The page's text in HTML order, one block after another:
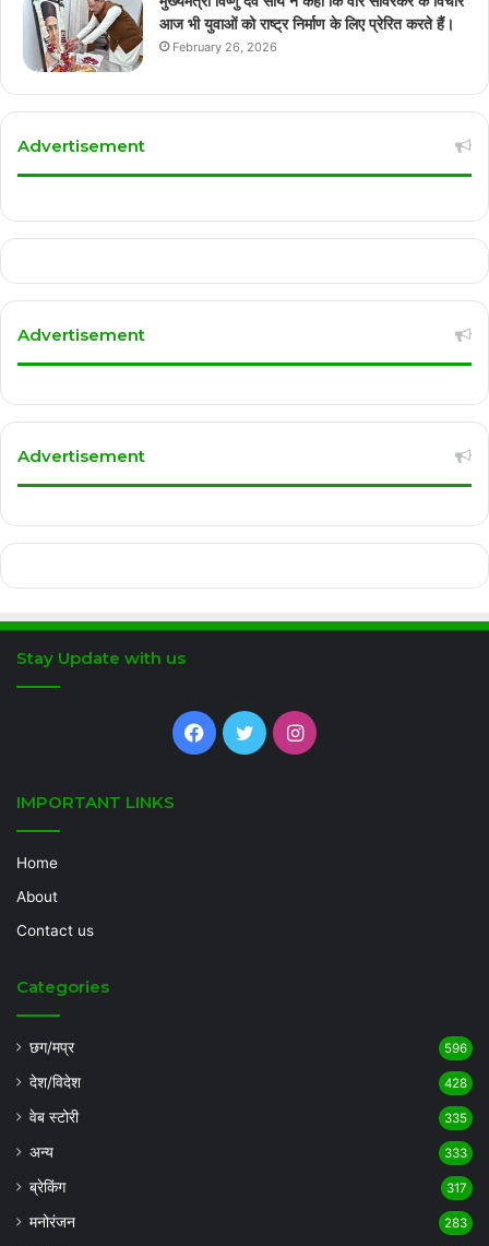
आज भी युवाओं को राष्ट्र निर्माण के लिए प्रेरित करते हैं।
February 26, 2026
Advertisement
Advertisement
Advertisement
Stay Update with us
Facebook
TwitterInstagram
IMPORTANT LINKS
Home
About
Contact us
Categories
छग/मप्र 596
देश/विदेश 428
वेब स्टोरी 335
अन्य 333
ब्रेकिंग 317
मनोरंजन 283